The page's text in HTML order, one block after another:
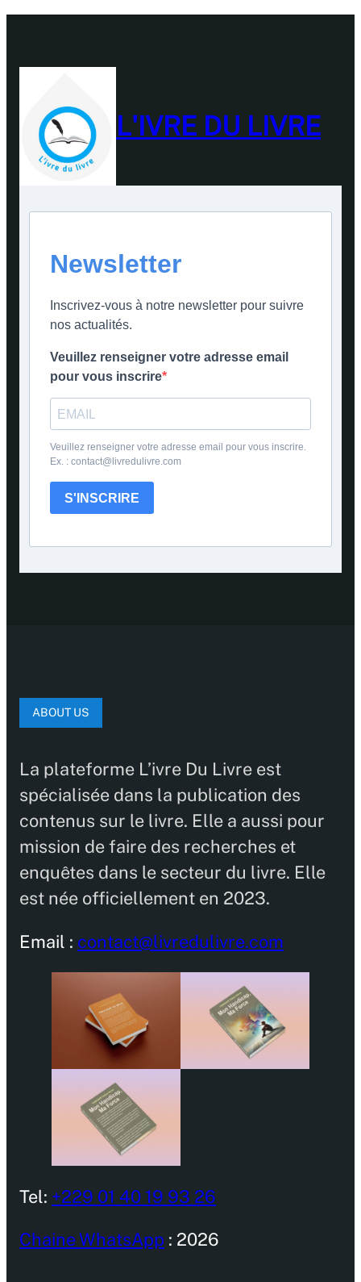
L'IVRE DU LIVRE
Newsletter
Inscrivez-vous à notre newsletter pour suivre
nos actualités.
Veuillez renseigner votre adresse email
pour vous inscrire
Veuillez renseigner votre adresse email pour vous inscrire.
Ex. : contact@livredulivre.com
S'INSCRIRE
ABOUT US
La plateforme L’ivre Du Livre est
spécialisée dans la publication des
contenus sur le livre. Elle a aussi pour
mission de faire des recherches et
enquêtes dans le secteur du livre. Elle
est née officiellement en 2023.
Email : contact@livredulivre.com
Tel: +229 01 40 19 93 26
Chaine WhatsApp : 2026